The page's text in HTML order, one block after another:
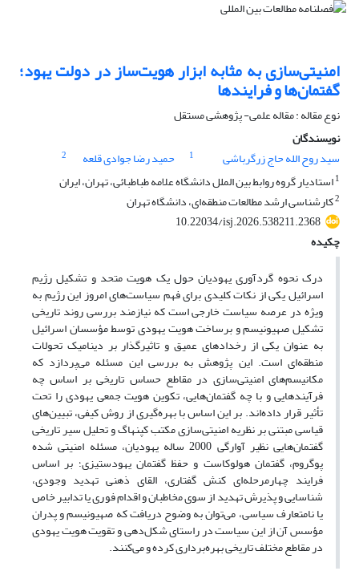
امنیتی‌سازی به مثابه ابزار هویت‌ساز در دولت یهود؛
گفتمان‌ها و فرایندها
نوع مقاله : مقاله علمی- پژوهشی مستقل
نویسندگان
سید روح الله حاج زرگرباشی
1 حمید رضا جوادی قلعه
2
1استادیار گروه روابط بین الملل دانشگاه علامه طباطبائی، تهران، ایران
2کارشناسی ارشد مطالعات منطقه‌ای، دانشگاه تهران
10.22034/isj.2026.538211.2368
چکیده
درک نحوه گردآوری یهودیان حول یک هویت متحد و تشکیل رژیم
اسرائیل یکی از نکات کلیدی برای فهم سیاست‌های امروز این رژیم به
ویژه در عرصه‌ سیاست‌ خارجی است که نیازمند بررسی روند تاریخی
تشکیل صهیونیسم و برساخت هویت یهودی توسط مؤسسان اسرائیل
به عنوان یکی از رخدادهای عمیق و تاثیرگذار بر دینامیک تحولات
منطقه‌ای است. این پژوهش به بررسی این مسئله می‌پردازد که
مکانیسم‌های امنیتی‌سازی در مقاطع حساس تاریخی بر اساس چه
فرآیندهایی و با چه گفتمان‌هایی، تکوین هویت جمعی یهودی را تحت
تأثیر قرار داده‌اند. بر این اساس با بهره‌گیری از روش کیفی، تبیین‌های
قیاسی مبتنی بر نظریه امنیتی‌سازی مکتب کپنهاگ و تحلیل سیر تاریخی
گفتمان‌هایی نظیر آوارگی 2000 ساله یهودیان، مسئله امنیتی شده
پوگروم، گفتمان هولوکاست و حفظ گفتمان یهودستیزی؛ بر اساس
فرایند چهارمرحله‌ای کنش گفتاری، القای ذهنی تهدید وجودی،
شناسایی و پذیرش تهدید از سوی مخاطبان و اقدام فوری یا تدابیر خاص
یا نامتعارف سیاسی، می‌توان به وضوح دریافت که صهیونیسم و پدران
مؤسس آن از این سیاست در راستای شکل‌دهی و تقویت هویت یهودی
در مقاطع مختلف تاریخی بهره‌برداری کرده و می‌کنند.